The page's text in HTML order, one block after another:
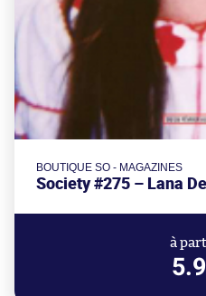
BOUTIQUE SO - MAGAZINES
Society #275 – Lana
à